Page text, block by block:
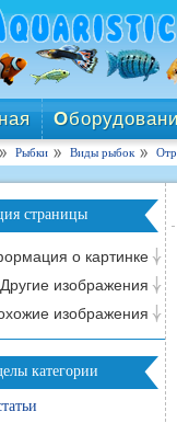
О
Рыбки Виды рыбок
страницы
о картинке
Другие изображения
изображения
категории